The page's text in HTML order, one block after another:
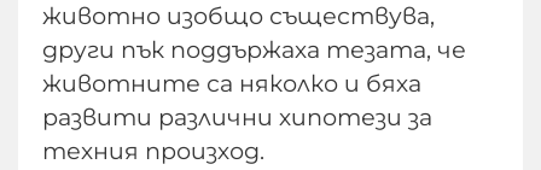
животно изобщо съществува,
други пък поддържаха тезата, че
животните са няколко и бяха
развити различни хипотези за
техния произход.